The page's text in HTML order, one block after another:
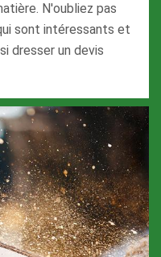
N'oubliez pas
sont intéressants et
dresser un devis